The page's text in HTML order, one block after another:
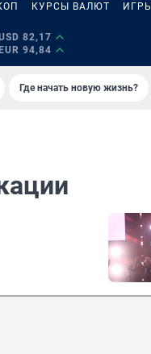
КУРСЫ ВАЛЮТ ИГРЫ
82,17
EUR 94,84
Где начать новую жизнь?